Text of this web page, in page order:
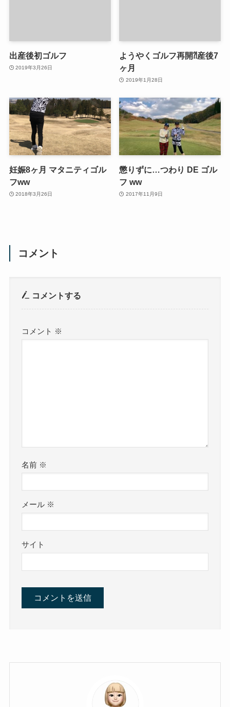
出産後初ゴルフ
2019年3月26日
ようやくゴルフ再開⁈産後7
ヶ月
2019年1月28日
妊娠8ヶ月 マタニティゴル
フww
2018年3月26日
懲りずに…つわり DE ゴル
フ ww
2017年11月9日
コメント
コメントする
コメント ※
名前 ※
メール ※
サイト